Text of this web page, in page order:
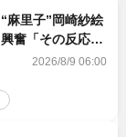
麻里子”岡崎紗絵
奮「その反応
あり）2026/8/9 06:00